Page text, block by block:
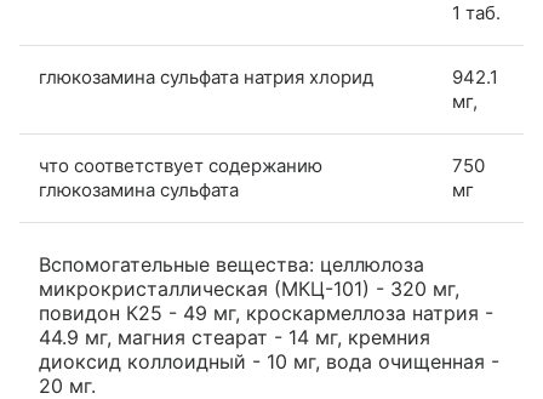
1 таб.
глюкозамина сульфата натрия хлорид
942.1
мг,
что соответствует содержанию
глюкозамина сульфата
750
мг
Вспомогательные вещества: целлюлоза
микрокристаллическая (МКЦ-101) - 320 мг,
повидон К25 - 49 мг, кроскармеллоза натрия -
44.9 мг, магния стеарат - 14 мг, кремния
диоксид коллоидный - 10 мг, вода очищенная -
20 мг.